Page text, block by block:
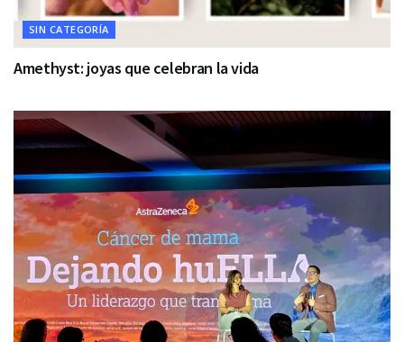
SIN CATEGORÍA
Amethyst: joyas que celebran la vida